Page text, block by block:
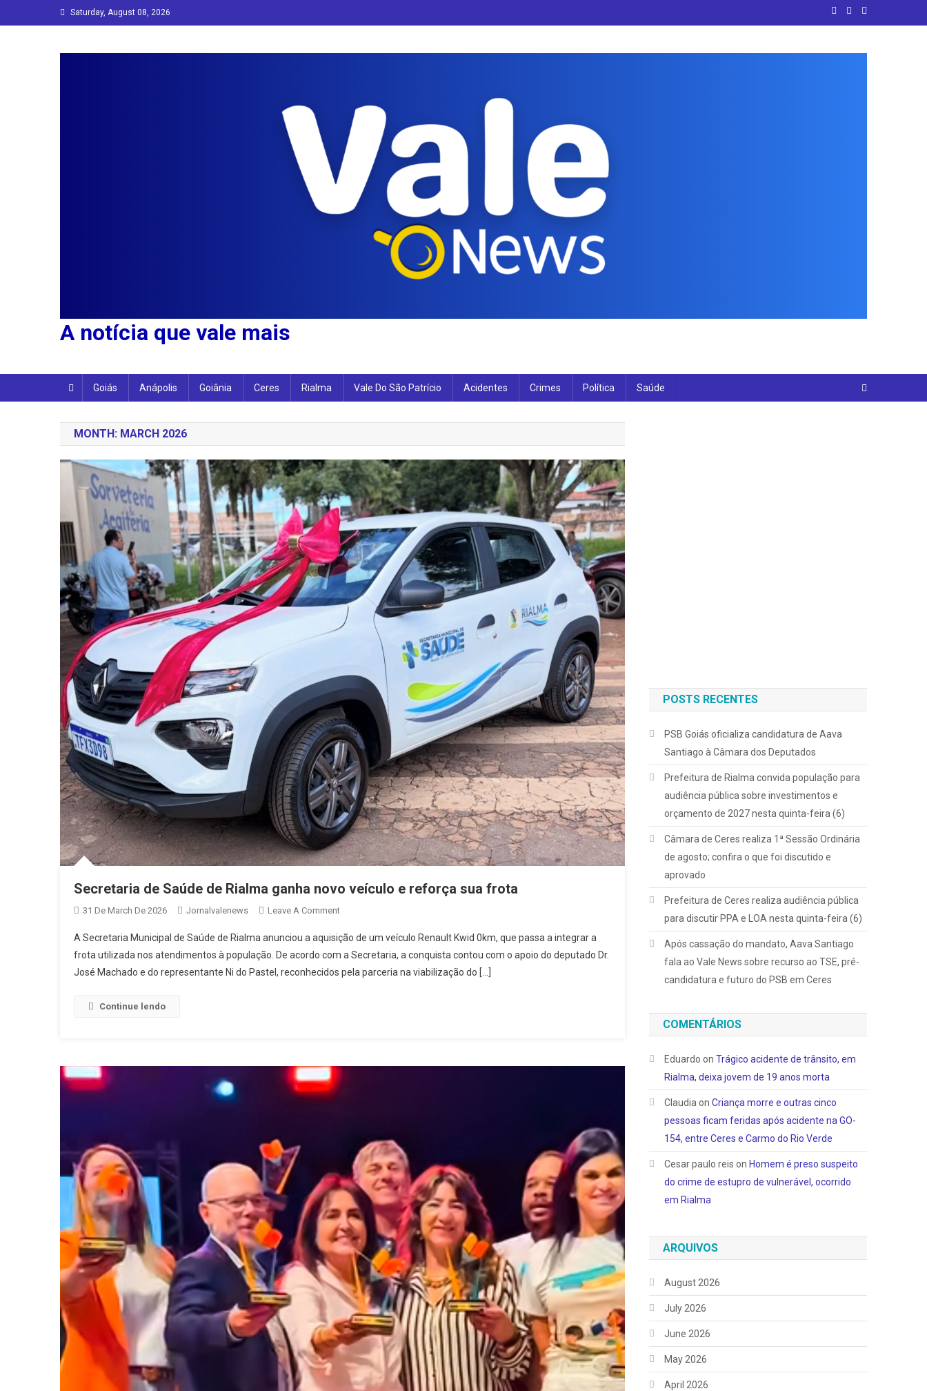
to
Saturday, August 08, 2026
A notícia que vale mais
Goiás Anápolis Goiânia Ceres Rialma Vale Do São Patrício Acidentes Crimes Política Saúde
MONTH: MARCH 2026
Secretaria de Saúde de Rialma ganha novo veículo e reforça sua frota
31 De March De 2026 Jornalvalenews Leave A CommentOn
De
Saúde
De
Reforça
Sua
A Secretaria Municipal de Saúde de Rialma anunciou a aquisição de um veículo Renault Kwid 0km, que passa a integrar a
frota utilizada nos atendimentos à população. De acordo com a Secretaria, a conquista contou com o apoio do deputado Dr.
José Machado e do representante Ni do Pastel, reconhecidos pela parceria na viabilização do […]
Continue lendo
POSTS RECENTES
PSB Goiás oficializa candidatura de Aava
Santiago à Câmara dos Deputados
Prefeitura de Rialma convida população para
audiência pública sobre investimentos e
orçamento de 2027 nesta quinta-feira (6)
Câmara de Ceres realiza 1ª Sessão Ordinária
de agosto; confira o que foi discutido e
aprovado
Prefeitura de Ceres realiza audiência pública
para discutir PPA e LOA nesta quinta-feira (6)
Após cassação do mandato, Aava Santiago
fala ao Vale News sobre recurso ao TSE, pré-
candidatura e futuro do PSB em Ceres
COMENTÁRIOS
Eduardo onTrágico acidente de trânsito, em
Rialma, deixa jovem de 19 anos morta
Claudia onCriança morre e outras cinco
pessoas ficam feridas após acidente na GO-
154, entre Ceres e Carmo do Rio Verde
Cesar paulo reis on Homem é preso suspeito
do crime de estupro de vulnerável, ocorrido
em Rialma
ARQUIVOS
August 2026
July 2026
June 2026
May 2026
April 2026